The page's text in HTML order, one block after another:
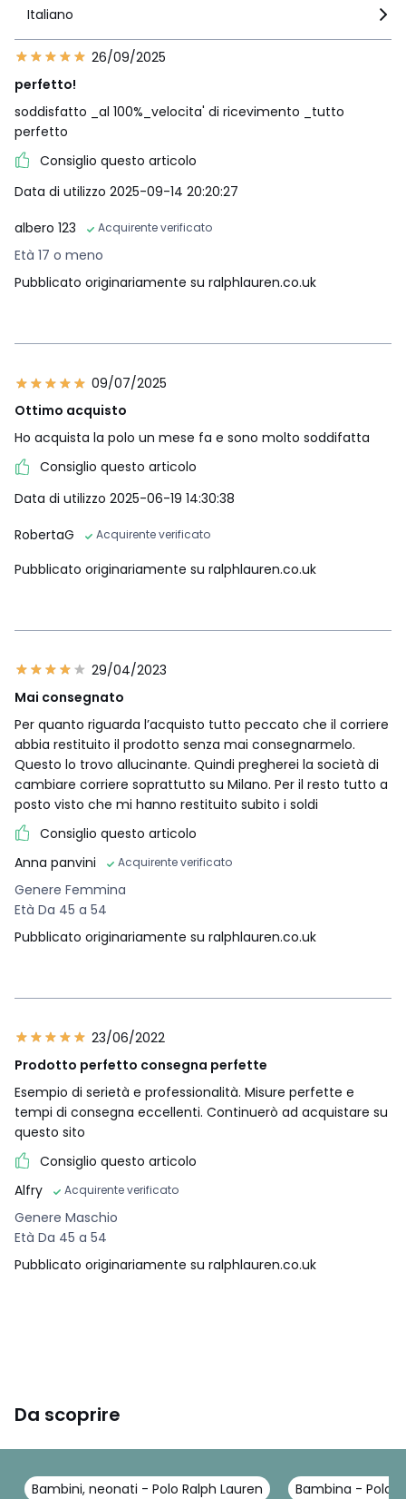
Italiano
26/09/2025
perfetto!
soddisfatto _al 100%_velocita' di ricevimento _tutto
perfetto
Consiglio questo articolo
Data di utilizzo 2025-09-14 20:20:27
albero 123
Acquirente verificato
Età 17 o meno
Pubblicato originariamente su ralphlauren.co.uk
09/07/2025
Ottimo acquisto
Ho acquista la polo un mese fa e sono molto soddifatta
Consiglio questo articolo
Data di utilizzo 2025-06-19 14:30:38
RobertaG
Acquirente verificato
Pubblicato originariamente su ralphlauren.co.uk
29/04/2023
Mai consegnato
Per quanto riguarda l’acquisto tutto peccato che il corriere
abbia restituito il prodotto senza mai consegnarmelo.
Questo lo trovo allucinante. Quindi pregherei la società di
cambiare corriere soprattutto su Milano. Per il resto tutto a
posto visto che mi hanno restituito subito i soldi
Consiglio questo articolo
Anna panvini
Acquirente verificato
Genere Femmina
Età Da 45 a 54
Pubblicato originariamente su ralphlauren.co.uk
23/06/2022
Prodotto perfetto consegna perfette
Esempio di serietà e professionalità. Misure perfette e
tempi di consegna eccellenti. Continuerò ad acquistare su
questo sito
Consiglio questo articolo
Alfry
Acquirente verificato
Genere Maschio
Età Da 45 a 54
Pubblicato originariamente su ralphlauren.co.uk
Da scoprire
Bambini, neonati - Polo Ralph Lauren Bambina - Polo